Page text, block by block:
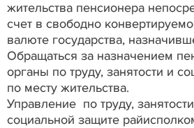
жительства пенсионера
счет в свободно
валюте государства,
Обращаться за назначением
органы по труду, занятости и
по месту жительства.
Управление по труду,
социальной защите